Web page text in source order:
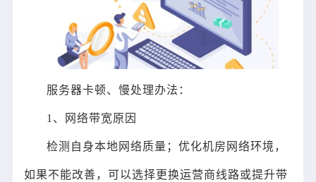
服务器卡顿、慢处理办法：
1、网络带宽原因
检测自身本地网络质量；优化机房网络环境，
如果不能改善，可以选择更换运营商线路或提升带